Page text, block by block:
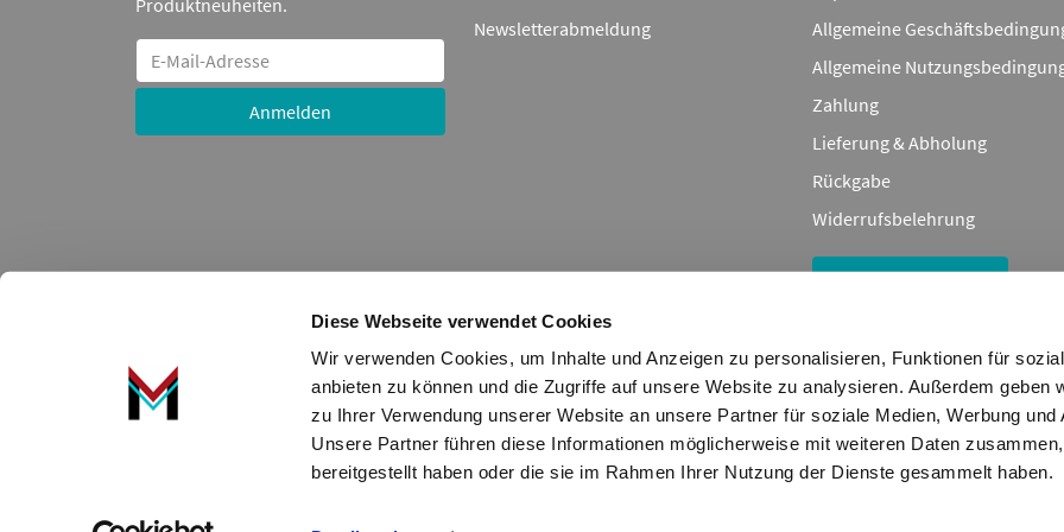
Diese Webseite verwendet Cookies
Wir verwenden Cookies, um Inhalte und Anzeigen zu personalisieren, Funktionen für
anbieten zu können und die Zugriffe auf unsere Website zu analysieren. Außerdem geben
zu Ihrer Verwendung unserer Website an unsere Partner für soziale Medien, Werbung und
Unsere Partner führen diese Informationen möglicherweise mit weiteren Daten
bereitgestellt haben oder die sie im Rahmen Ihrer Nutzung der Dienste gesammelt haben.
Produktneuheiten.
Anmelden
Newsletterabmeldung
Allgemeine
Allgemeine
Zahlung
Lieferung & Abholung
Rückgabe
Widerrufsbelehrung
Alle auf dieser Seite angezeigten Nummern, Artikel, Teile, und Bestellungen betreffend dienen nur zu Vergleichszwecken und sind
Markennamen, Warenzeichen oder Namen erfolgt nur zur Zuordnung der aufgeführten Artikel. Die Angaben von diesen in
bleibt bis zur Bezahlung Eigentum der ADDED VALUE Unlimited GmbH
Die hier angezeigten Daten, insbesondere die gesamte Datenbank, dürfen nicht kopiert werden. Es ist zu unterlassen, die Daten oder
Datenbank ohne vorherige Zustimmung TecDocs zu vervielfältigen, zu verbreiten und/oder diese Handlungen durch Dritte